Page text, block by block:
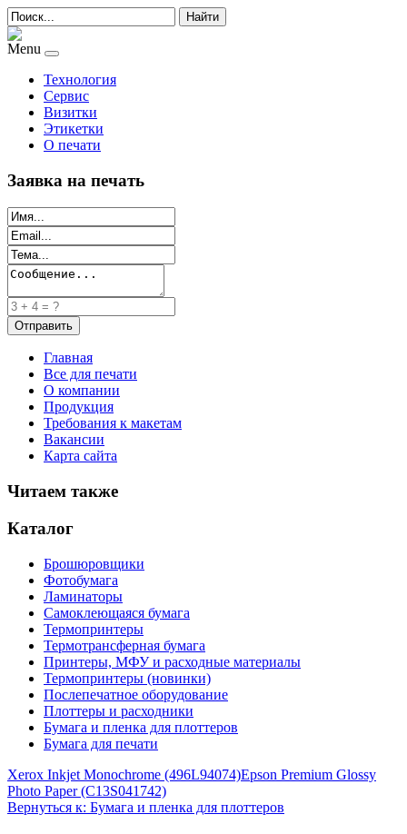
Найти
Menu
Технология
Сервис
Визитки
Этикетки
О печати
Заявка на печать
Главная
Все для печати
О компании
Продукция
Требования к макетам
Вакансии
Карта сайта
Читаем также
Каталог
Брошюровщики
Фотобумага
Ламинаторы
Самоклеющаяся бумага
Термопринтеры
Термотрансферная бумага
Принтеры, МФУ и расходные материалы
Термопринтеры (новинки)
Послепечатное оборудование
Плоттеры и расходники
Бумага и пленка для плоттеров
Бумага для печати
Xerox Inkjet Monochrome (496L94074)Epson Premium Glossy
Photo Paper (C13S041742)
Вернуться к: Бумага и пленка для плоттеров